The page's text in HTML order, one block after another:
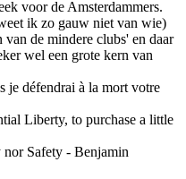
voor de Amsterdammers.
ik zo gauw niet van wie)
de mindere clubs' en daar
wel een grote kern van
je défendrai à la mort votre
Liberty, to purchase a little
nor Safety - Benjamin